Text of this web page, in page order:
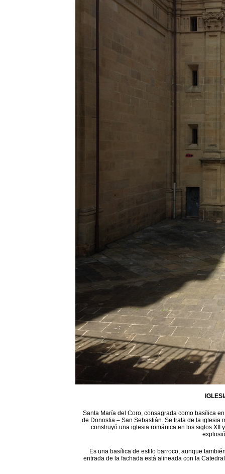
Santa María del Coro, consagrada como basílica
de Donostia – San Sebastián. Se trata de la iglesia
construyó una iglesia románica en los siglos XII
Es una basílica de estilo barroco, aunque
entrada de la fachada está alineada con la